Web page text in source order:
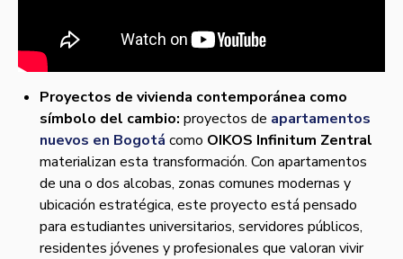
Proyectos de vivienda contemporánea como
símbolo del cambio: proyectos de apartamentos
nuevos en Bogotá como OIKOS Infinitum Zentral
materializan esta transformación. Con apartamentos
de una o dos alcobas, zonas comunes modernas y
ubicación estratégica, este proyecto está pensado
para estudiantes universitarios, servidores públicos,
residentes jóvenes y profesionales que valoran vivir